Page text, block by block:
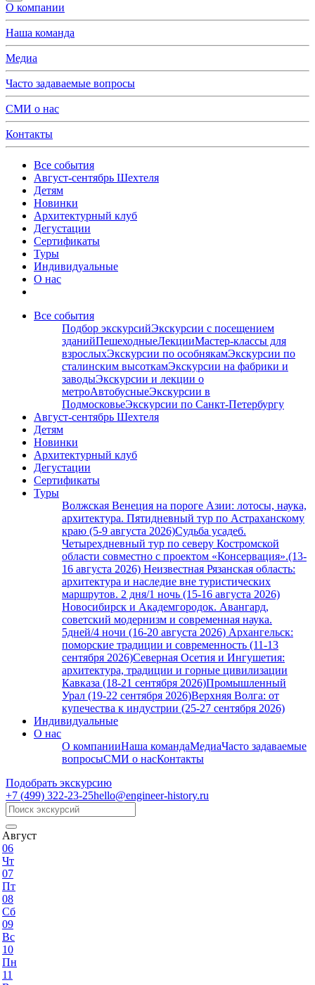
О компании
Наша команда
Медиа
Часто задаваемые вопросы
СМИ о нас
Контакты
Все события
Август-сентябрь Шехтеля
Детям
Новинки
Архитектурный клуб
Дегустации
Сертификаты
Туры
Индивидуальные
О нас
Все события
Подбор экскурсийЭкскурсии с посещением
зданийПешеходныеЛекцииМастер-классы для
взрослыхЭкскурсии по особнякамЭкскурсии по
сталинским высоткамЭкскурсии на фабрики и
заводыЭкскурсии и лекции о
метроАвтобусныеЭкскурсии в
ПодмосковьеЭкскурсии по Санкт-Петербургу
Август-сентябрь Шехтеля
Детям
Новинки
Архитектурный клуб
Дегустации
Сертификаты
Туры
Волжская Венеция на пороге Азии: лотосы, наука,
архитектура. Пятидневный тур по Астраханскому
краю (5-9 августа 2026)Судьба усадеб.
Четырехдневный тур по северу Костромской
области совместно с проектом «Консервация».(13-
16 августа 2026) Неизвестная Рязанская область:
архитектура и наследие вне туристических
маршрутов. 2 дня/1 ночь (15-16 августа 2026)
Новосибирск и Академгородок. Авангард,
советский модернизм и современная наука.
5дней/4 ночи (16-20 августа 2026) Архангельск:
поморские традиции и современность (11-13
сентября 2026)Северная Осетия и Ингушетия:
архитектура, традиции и горные цивилизации
Кавказа (18-21 сентября 2026)Промышленный
Урал (19-22 сентября 2026)Верхняя Волга: от
купечества к индустрии (25-27 сентября 2026)
Индивидуальные
О нас
О компанииНаша командаМедиаЧасто задаваемые
вопросыСМИ о насКонтакты
Подобрать экскурсию
+7 (499) 322-23-25hello@engineer-history.ru
Август
06
Чт
07
Пт
08
Сб
09
Вс
10
Пн
11